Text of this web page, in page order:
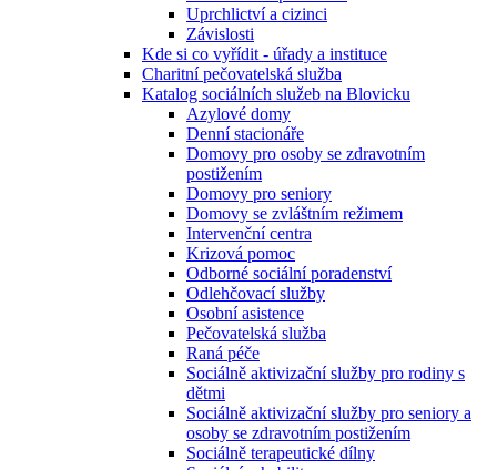
Uprchlictví a cizinci
Závislosti
Kde si co vyřídit - úřady a instituce
Charitní pečovatelská služba
Katalog sociálních služeb na Blovicku
Azylové domy
Denní stacionáře
Domovy pro osoby se zdravotním
postižením
Domovy pro seniory
Domovy se zvláštním režimem
Intervenční centra
Krizová pomoc
Odborné sociální poradenství
Odlehčovací služby
Osobní asistence
Pečovatelská služba
Raná péče
Sociálně aktivizační služby pro rodiny s
dětmi
Sociálně aktivizační služby pro seniory a
osoby se zdravotním postižením
Sociálně terapeutické dílny